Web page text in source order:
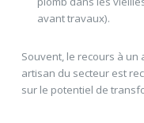
avant travaux).
Souvent, le recours à un
artisan du secteur est
sur le potentiel de